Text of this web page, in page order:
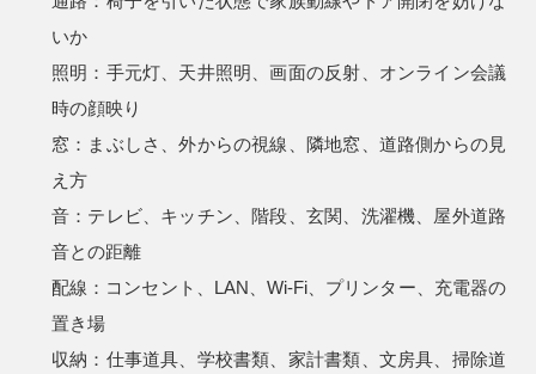
いか
照明：手元灯、天井照明、画面の反射、オンライン会議
時の顔映り
窓：まぶしさ、外からの視線、隣地窓、道路側からの見
え方
音：テレビ、キッチン、階段、玄関、洗濯機、屋外道路
音との距離
配線：コンセント、LAN、Wi-Fi、プリンター、充電器の
置き場
収納：仕事道具、学校書類、家計書類、文房具、掃除道